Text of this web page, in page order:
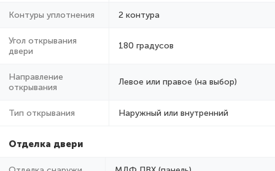
Контуры уплотнения 2 контура
Угол открывания
двери
180 градусов
Направление
открывания
Левое или правое (на выбор)
Тип открывания Наружный или внутренний
Отделка двери